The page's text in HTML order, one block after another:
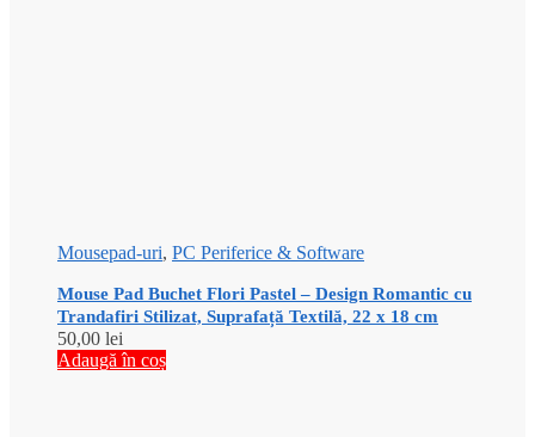
Mousepad-uri, PC Periferice & Software
Mouse Pad Buchet Flori Pastel – Design Romantic cu
Trandafiri Stilizat, Suprafață Textilă, 22 x 18 cm
50,00 lei
Adaugă în coș